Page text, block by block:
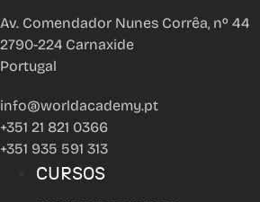
Av. Comendador Nunes Corrêa, nº 44
2790-224 Carnaxide
Portugal
info@worldacademy.pt
+351 21 821 0366
+351 935 591 313
CURSOS